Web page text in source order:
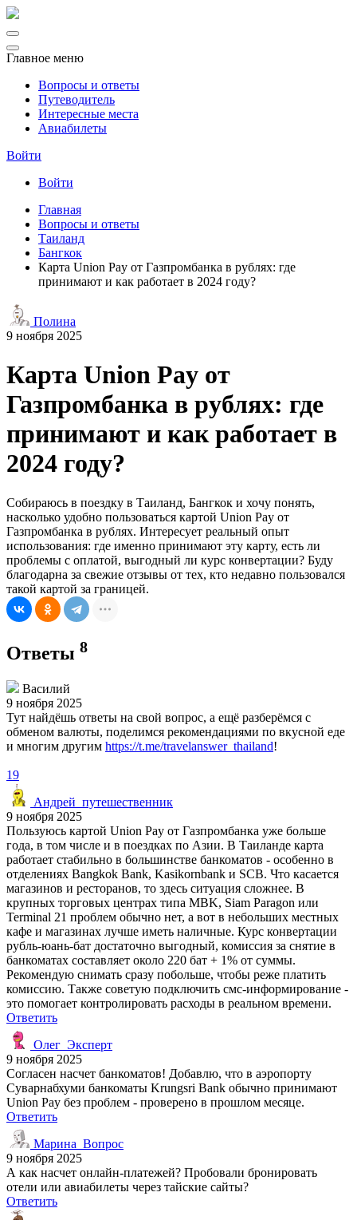
Главное меню
Вопросы и ответы
Путеводитель
Интересные места
Авиабилеты
Войти
Войти
Главная
Вопросы и ответы
Таиланд
Бангкок
Карта Union Pay от Газпромбанка в рублях: где
принимают и как работает в 2024 году?
Полина
9 ноября 2025
Карта Union Pay от
Газпромбанка в рублях: где
принимают и как работает в
2024 году?
Собираюсь в поездку в Таиланд, Бангкок и хочу понять,
насколько удобно пользоваться картой Union Pay от
Газпромбанка в рублях. Интересует реальный опыт
использования: где именно принимают эту карту, есть ли
проблемы с оплатой, выгодный ли курс конвертации? Буду
благодарна за свежие отзывы от тех, кто недавно пользовался
такой картой за границей.
Ответы 8
Василий
9 ноября 2025
Тут найдёшь ответы на свой вопрос, а ещё разберёмся с
обменом валюты, поделимся рекомендациями по вкусной еде
и многим другим https://t.me/travelanswer_thailand!
19
Андрей_путешественник
9 ноября 2025
Пользуюсь картой Union Pay от Газпромбанка уже больше
года, в том числе и в поездках по Азии. В Таиланде карта
работает стабильно в большинстве банкоматов - особенно в
отделениях Bangkok Bank, Kasikornbank и SCB. Что касается
магазинов и ресторанов, то здесь ситуация сложнее. В
крупных торговых центрах типа MBK, Siam Paragon или
Terminal 21 проблем обычно нет, а вот в небольших местных
кафе и магазинах лучше иметь наличные. Курс конвертации
рубль-юань-бат достаточно выгодный, комиссия за снятие в
банкоматах составляет около 220 бат + 1% от суммы.
Рекомендую снимать сразу побольше, чтобы реже платить
комиссию. Также советую подключить смс-информирование -
это помогает контролировать расходы в реальном времени.
Ответить
Олег_Эксперт
9 ноября 2025
Согласен насчет банкоматов! Добавлю, что в аэропорту
Суварнабхуми банкоматы Krungsri Bank обычно принимают
Union Pay без проблем - проверено в прошлом месяце.
Ответить
Марина_Вопрос
9 ноября 2025
А как насчет онлайн-платежей? Пробовали бронировать
отели или авиабилеты через тайские сайты?
Ответить